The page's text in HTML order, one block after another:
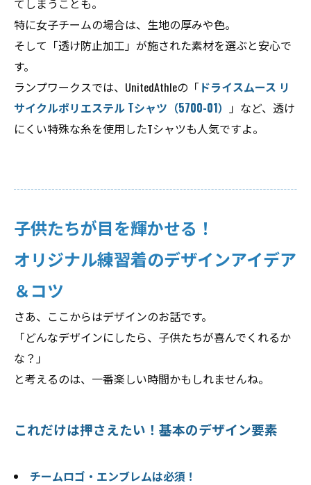
てしまうことも。
特に女子チームの場合は、生地の厚みや色。
そして「透け防止加工」が施された素材を選ぶと安心で
す。
ランプワークスでは、UnitedAthleの「 ドライスムース リ
サイクルポリエステル Tシャツ（5700-01） 」など、透け
にくい特殊な糸を使用したTシャツも人気ですよ。
子供たちが目を輝かせる！
オリジナル練習着のデザインアイデア
＆コツ
さあ、ここからはデザインのお話です。
「どんなデザインにしたら、子供たちが喜んでくれるか
な？」
と考えるのは、一番楽しい時間かもしれませんね。
これだけは押さえたい！基本のデザイン要素
チームロゴ・エンブレムは必須！